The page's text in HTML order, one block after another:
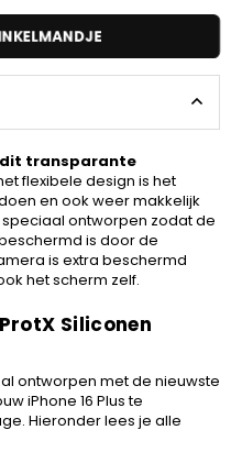
dit transparante
flexibele design is het
en ook weer makkelijk
ontworpen zodat de
is door de
is extra beschermd
het scherm zelf.
Siliconen
ontworpen met de nieuwste
iPhone 16 Plus te
Hieronder lees je alle